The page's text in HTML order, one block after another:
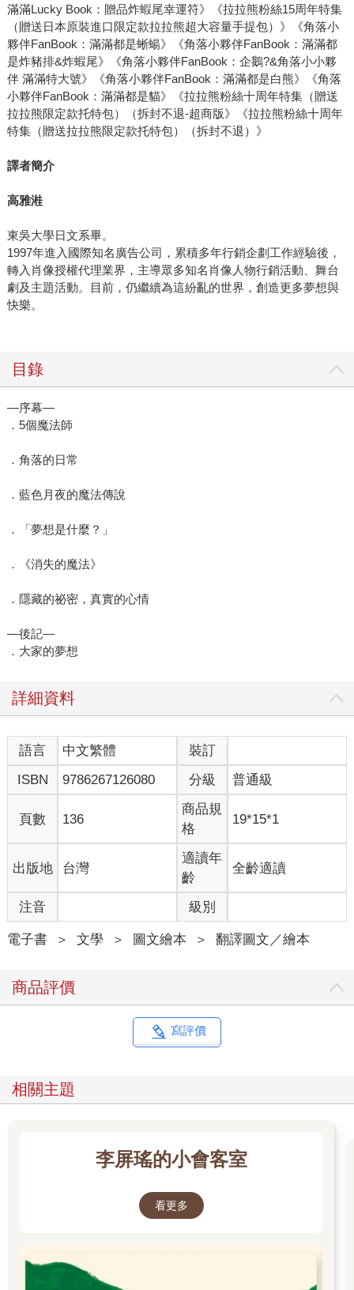
滿滿Lucky Book：贈品炸蝦尾幸運符》《拉拉熊粉絲15周年特集
（贈送日本原裝進口限定款拉拉熊超大容量手提包）》《角落小
夥伴FanBook：滿滿都是蜥蝪》《角落小夥伴FanBook：滿滿都
是炸豬排&炸蝦尾》《角落小夥伴FanBook：企鵝?&角落小小夥
伴 滿滿特大號》《角落小夥伴FanBook：滿滿都是白熊》《角落
小夥伴FanBook：滿滿都是貓》《拉拉熊粉絲十周年特集（贈送
拉拉熊限定款托特包）（拆封不退-超商版》《拉拉熊粉絲十周年
特集（贈送拉拉熊限定款托特包）（拆封不退）》
譯者簡介
高雅溎
東吳大學日文系畢。
1997年進入國際知名廣告公司，累積多年行銷企劃工作經驗後，
轉入肖像授權代理業界，主導眾多知名肖像人物行銷活動、舞台
劇及主題活動。目前，仍繼續為這紛亂的世界，創造更多夢想與
快樂。
目錄
—序幕—
．5個魔法師
．角落的日常
．藍色月夜的魔法傳說
．「夢想是什麼？」
．《消失的魔法》
．隱藏的祕密，真實的心情
—後記—
．大家的夢想
詳細資料
語言 中文繁體
裝訂
ISBN
9786267126080 分級 普通級
頁數 136
商品規
格
19*15*1
出版地 台灣
適讀年
齡
全齡適讀
注音 級別
電子書 ＞ 文學 ＞ 圖文繪本 ＞ 翻譯圖文／繪本
商品評價
寫評價
相關主題
李屏瑤的小會客室
看更多